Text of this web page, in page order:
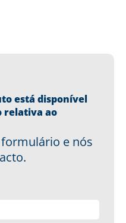
está disponível
relativa ao
e nós